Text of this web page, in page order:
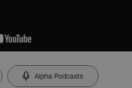
Alpha Podcasts